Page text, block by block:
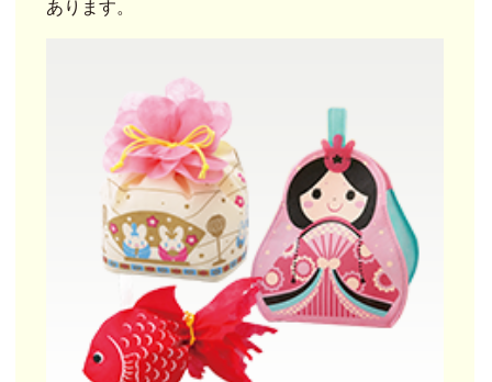
あります。